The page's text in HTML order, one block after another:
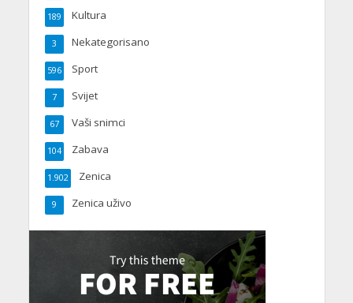
Kultura
189
Nekategorisano
3
Sport
596
Svijet
7
Vaši snimci
67
Zabava
104
Zenica
1.902
Zenica uživo
9